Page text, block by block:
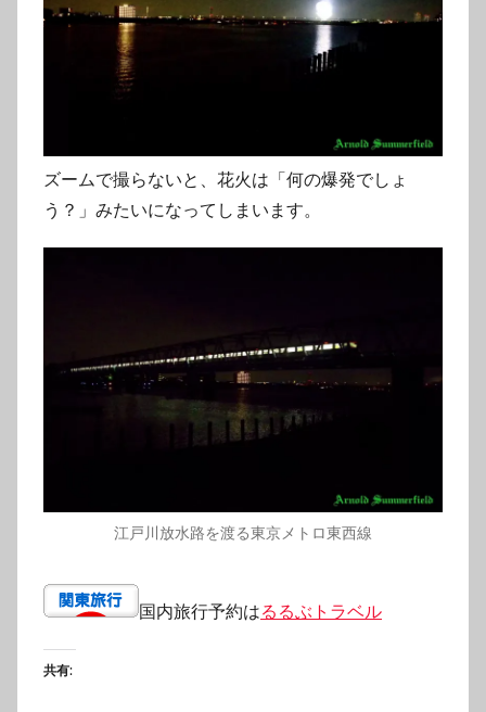
ズームで撮らないと、花火は「何の爆発でしょ
う？」みたいになってしまいます。
江戸川放水路を渡る東京メトロ東西線
国内旅行予約はるるぶトラベル
共有: